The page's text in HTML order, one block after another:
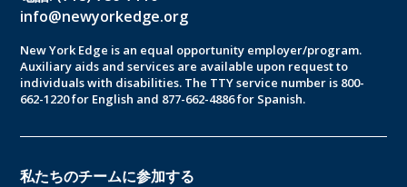
info@newyorkedge.org
New York Edge is an equal opportunity employer/program.
Auxiliary aids and services are available upon request to
individuals with disabilities. The TTY service number is 800-
662-1220 for English and 877-662-4886 for Spanish.
私たちのチームに参加する